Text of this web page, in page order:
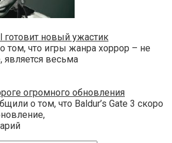
готовит новый ужастик
том, что игры жанра хоррор – не
весьма
огромного обновления
о том, что Baldur’s Gate 3 скоро